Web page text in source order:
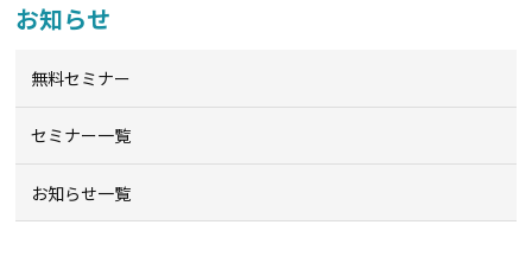
お知らせ
無料セミナー
セミナー一覧
お知らせ一覧